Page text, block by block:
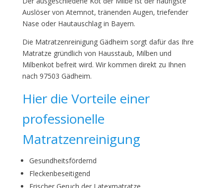
Auslöser von Atemnot, tränenden Augen, triefender
Nase oder Hautauschlag in Bayern.
Die Matratzenreinigung Gädheim sorgt dafür das Ihre
Matratze gründlich von Hausstaub, Milben und
Milbenkot befreit wird. Wir kommen direkt zu Ihnen
nach 97503 Gädheim.
Hier die Vorteile einer
professionelle
Matratzenreinigung
Gesundheitsfördernd
Fleckenbeseitigend